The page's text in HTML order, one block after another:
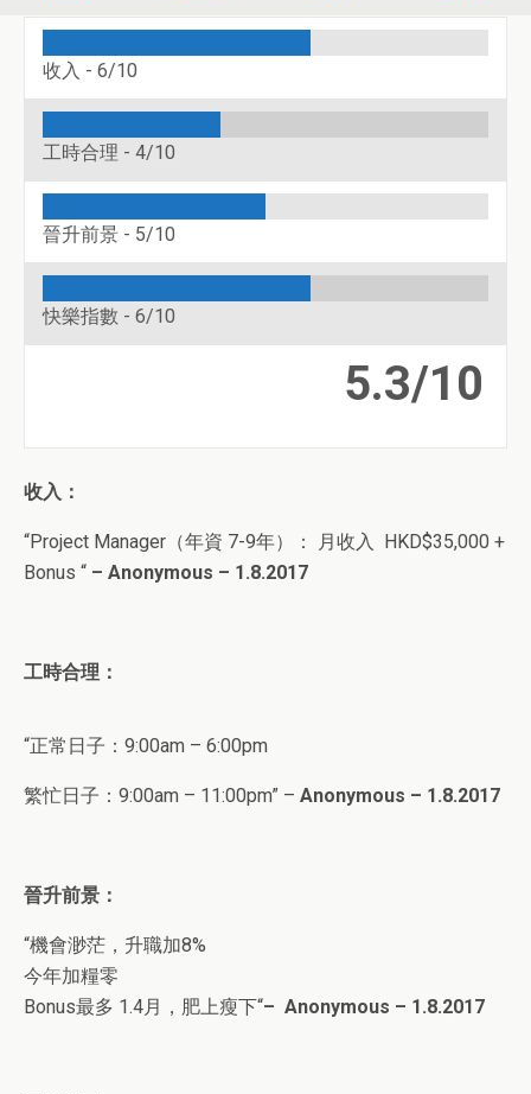
收入 - 6/10
工時合理 - 4/10
晉升前景 - 5/10
快樂指數 - 6/10
5.3/10
收入：
“Project Manager （年資 7-9年）： 月收入 HKD$35,000 +
Bonus “ – Anonymous – 1.8.2017
工時合理：
“正常日子：9:00am – 6:00pm
繁忙日子：9:00am – 11:00pm” – Anonymous – 1.8.2017
晉升前景：
“機會渺茫，升職加8%
今年加糧零
Bonus最多 1.4月，肥上瘦下“– Anonymous – 1.8.2017